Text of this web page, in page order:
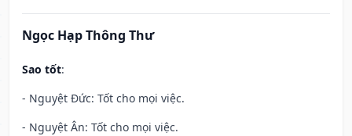
Ngọc Hạp Thông Thư
Sao tốt:
- Nguyệt Đức: Tốt cho mọi việc.
- Nguyệt Ân: Tốt cho mọi việc.